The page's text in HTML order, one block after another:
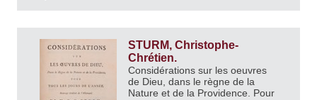
STURM, Christophe-
Chrétien.
Considérations sur les oeuvres
de Dieu, dans le règne de la
Nature et de la Providence. Pour